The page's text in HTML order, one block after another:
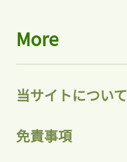
More
当サイトについて
免責事項